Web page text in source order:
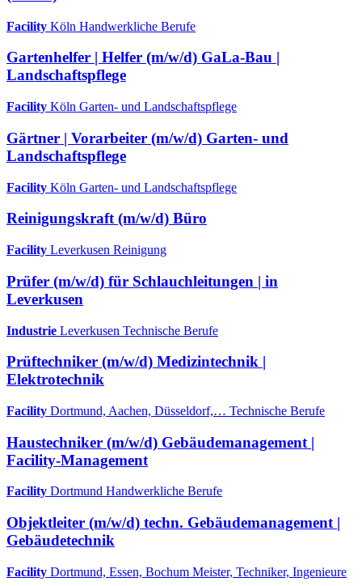
Facility Köln Handwerkliche Berufe
Gartenhelfer | Helfer (m/w/d) GaLa-Bau |
Landschaftspflege
Facility Köln Garten- und Landschaftspflege
Gärtner | Vorarbeiter (m/w/d) Garten- und
Landschaftspflege
Facility Köln Garten- und Landschaftspflege
Reinigungskraft (m/w/d) Büro
Facility Leverkusen Reinigung
Prüfer (m/w/d) für Schlauchleitungen | in
Leverkusen
Industrie Leverkusen Technische Berufe
Prüftechniker (m/w/d) Medizintechnik |
Elektrotechnik
Facility Dortmund, Aachen, Düsseldorf,… Technische Berufe
Haustechniker (m/w/d) Gebäudemanagement |
Facility-Management
Facility Dortmund Handwerkliche Berufe
Objektleiter (m/w/d) techn. Gebäudemanagement |
Gebäudetechnik
Facility Dortmund, Essen, Bochum Meister, Techniker, Ingenieure